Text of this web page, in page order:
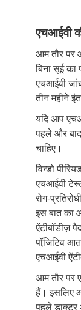
एचआईवी
आम तौर पर
बिना सूई
एचआईवी
तीन महीने
यदि आप
पहले और बाद
चाहिए।
विन्डो
एचआईवी
रोग-
इस बात का
ऐंटीबॉडीज़
पॉजि़टिव
एचआईवी
आम तौर पर
हैं। इसलिए
पहले